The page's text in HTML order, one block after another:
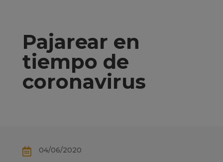
Pajarear en
tiempo de
coronavirus
 04/06/2020